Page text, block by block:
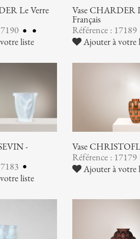
Le Verre
liste
Vase CHARDER
Français
Référence : 17189
Ajouter à votre
-
liste
Vase
Référence : 17179
Ajouter à votre